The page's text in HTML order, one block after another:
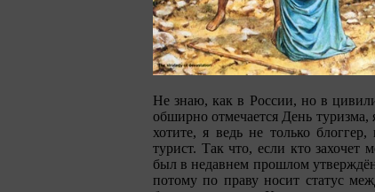
Не знаю, как в России, но в
обширно отмечается День
хотите, я ведь не только
турист. Так что, если кто захочет
был в недавнем прошлом
потому по праву носит статус